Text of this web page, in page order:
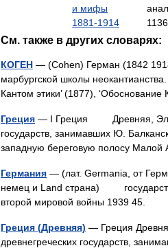
и мифы
1881-1914
См. также в других словарях:
КОГЕН — (Cohen) Герман (1842
марбургской школы
Кантом этики’ (1877),
Греция — I Греция Древняя,
государств, занимавших Ю.
западную береговую полосу
Германия — (лат. Germania, от
немец и Land страна)
второй мировой войны 1939 45.
Греция (Древняя) — Греция
древнегреческих государств,